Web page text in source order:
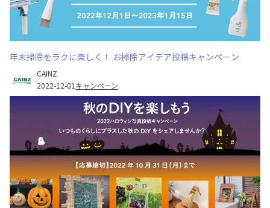
年末掃除をラクに楽しく！ お掃除アイデア投稿キャンペーン
CAINZ
2022-12-01 キャンペーン